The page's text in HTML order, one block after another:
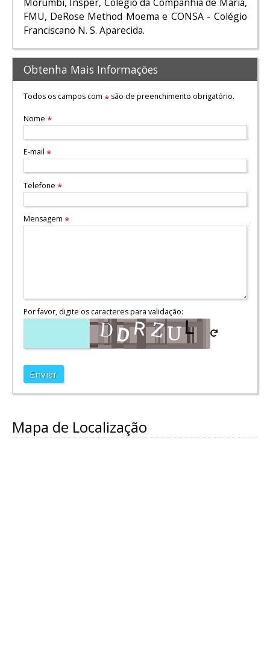
FMU, DeRose Method Moema e CONSA - Colégio
Franciscano N. S. Aparecida.
Obtenha Mais Informações
Todos os campos com *são de preenchimento obrigatório.
Nome *
E-mail *
Telefone *
Mensagem *
Por favor, digite os caracteres para validação:
Enviar
Mapa de Localização